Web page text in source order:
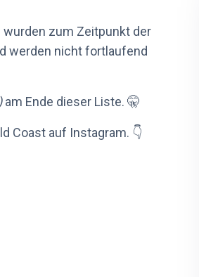
wurden zum Zeitpunkt der
werden nicht fortlaufend
am Ende dieser Liste. 🤫
Coast auf Instagram. 👇